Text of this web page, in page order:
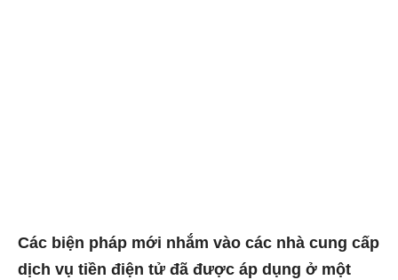
Các biện pháp mới nhắm vào các nhà cung cấp
dịch vụ tiền điện tử đã được áp dụng ở một